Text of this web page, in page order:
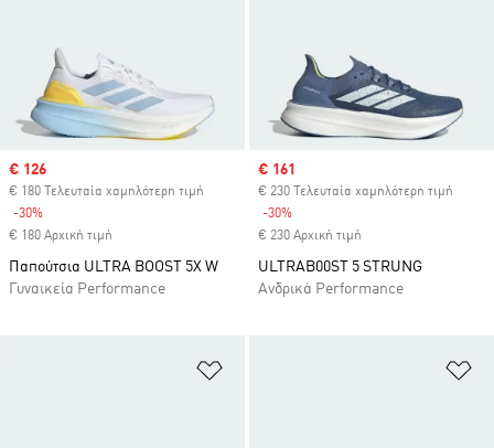
Sale price
€ 126
€ 180 Τελευταία χαμηλότερη τιμή
-30%
€ 180 Αρχική τιμή
Παπούτσια ULTRA BOOST 5X W
Γυναικεία Performance
Sale price
€ 161
€ 230 Τελευταία χαμηλότερη τιμή
-30%
€ 230 Αρχική τιμή
ULTRAB00ST 5 STRUNG
Ανδρικά Performance
Προσθήκη στη Λίστα Επιθυμιών